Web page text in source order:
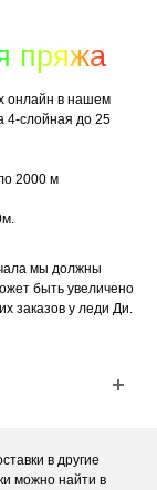
пряжа
онлайн в нашем
4-слойная до 25
2000 м
мы должны
быть увеличено
заказов у леди Ди.
в другие
можно найти в